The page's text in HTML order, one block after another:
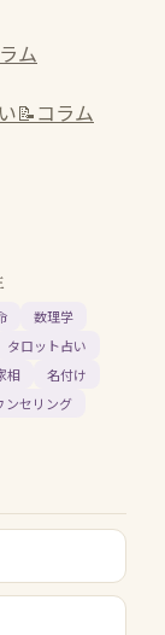
ム
📝コラム
数理学
タロット占い
相
名付け
ンセリング